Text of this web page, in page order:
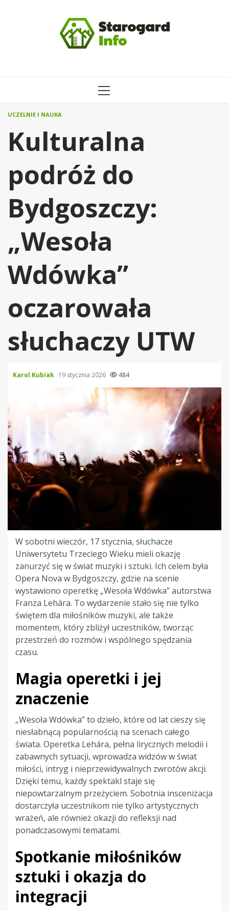
MENU
UCZELNIE I NAUKA
Kulturalna
podróż do
Bydgoszczy:
„Wesoła
Wdówka”
oczarowała
słuchaczy UTW
Karol Kubiak 19 stycznia 2026 484
W sobotni wieczór, 17 stycznia, słuchacze
Uniwersytetu Trzeciego Wieku mieli okazję
zanurzyć się w świat muzyki i sztuki. Ich celem była
Opera Nova w Bydgoszczy, gdzie na scenie
wystawiono operetkę „Wesoła Wdówka” autorstwa
Franza Lehára. To wydarzenie stało się nie tylko
świętem dla miłośników muzyki, ale także
momentem, który zbliżył uczestników, tworząc
przestrzeń do rozmów i wspólnego spędzania
czasu.
Magia operetki i jej
znaczenie
„Wesoła Wdówka” to dzieło, które od lat cieszy się
niesłabnącą popularnością na scenach całego
świata. Operetka Lehára, pełna lirycznych melodii i
zabawnych sytuacji, wprowadza widzów w świat
miłości, intryg i nieprzewidywalnych zwrotów akcji.
Dzięki temu, każdy spektakl staje się
niepowtarzalnym przeżyciem. Sobotnia inscenizacja
dostarczyła uczestnikom nie tylko artystycznych
wrażeń, ale również okazji do refleksji nad
ponadczasowymi tematami.
Spotkanie miłośników
sztuki i okazja do
integracji